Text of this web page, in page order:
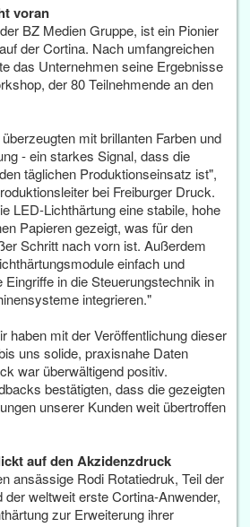
voran
BZ Medien Gruppe, ist ein Pionier
der Cortina. Nach umfangreichen
das Unternehmen seine Ergebnisse
der 80 Teilnehmende an den
mit brillanten Farben und
- ein starkes Signal, dass die
täglichen Produktionseinsatz ist",
bei Freiburger Druck.
LED-Lichthärtung eine stabile, hohe
Papieren gezeigt, was für den
Schritt nach vorn ist. Außerdem
einfach und
Eingriffe in die Steuerungstechnik in
integrieren."
haben mit der Veröffentlichung dieser
uns solide, praxisnahe Daten
war überwältigend positiv.
bestätigten, dass die gezeigten
unserer Kunden weit übertroffen
auf den Akzidenzdruck
ansässige Rodi Rotatiedruk, Teil der
der weltweit erste Cortina-Anwender,
zur Erweiterung ihrer